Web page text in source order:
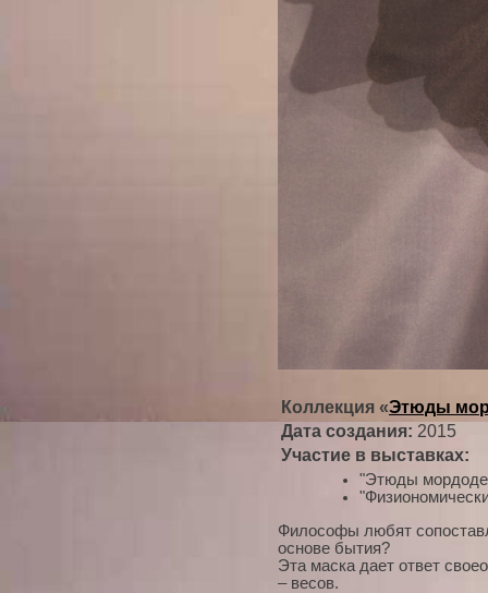
Коллекция «Этюды
Дата создания: 2015
Участие в выставках:
"Этюды
Философы любят
основе бытия?
Эта маска дает ответ
– весов.